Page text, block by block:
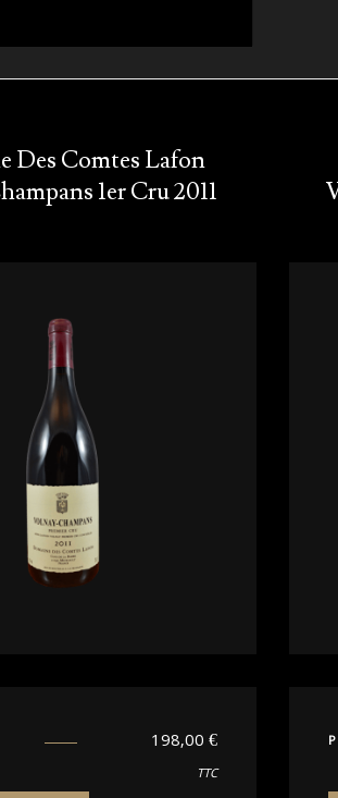
Des Comtes Lafon
1er Cru 2011
198,00€
TTC